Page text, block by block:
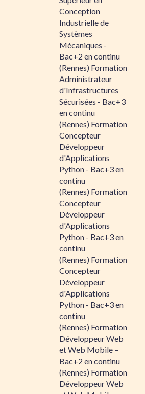
Conception
Industrielle de
Systèmes
Mécaniques -
Bac+2 en continu
(Rennes) Formation
Administrateur
d'Infrastructures
Sécurisées - Bac+3
en continu
(Rennes) Formation
Concepteur
Développeur
d'Applications
Python - Bac+3 en
continu
(Rennes) Formation
Concepteur
Développeur
d'Applications
Python - Bac+3 en
continu
(Rennes) Formation
Concepteur
Développeur
d'Applications
Python - Bac+3 en
continu
(Rennes) Formation
Développeur Web
et Web Mobile –
Bac+2 en continu
(Rennes) Formation
Développeur Web